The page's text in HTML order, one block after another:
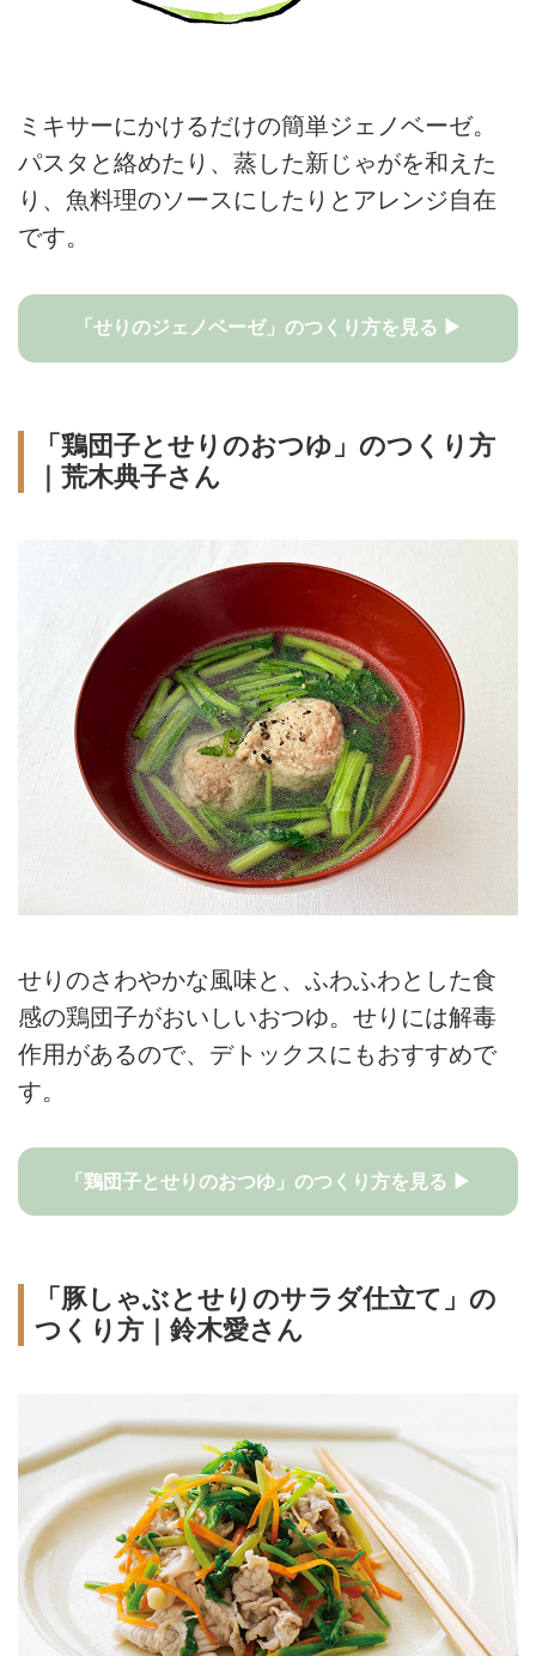
ミキサーにかけるだけの簡単ジェノベーゼ。
パスタと絡めたり、蒸した新じゃがを和えた
り、魚料理のソースにしたりとアレンジ自在
です。
「せりのジェノベーゼ」のつくり方を見る ▶
「鶏団子とせりのおつゆ」のつくり方
｜荒木典子さん
せりのさわやかな風味と、ふわふわとした食
感の鶏団子がおいしいおつゆ。せりには解毒
作用があるので、デトックスにもおすすめで
す。
「鶏団子とせりのおつゆ」のつくり方を見る ▶
「豚しゃぶとせりのサラダ仕立て」の
つくり方｜鈴木愛さん